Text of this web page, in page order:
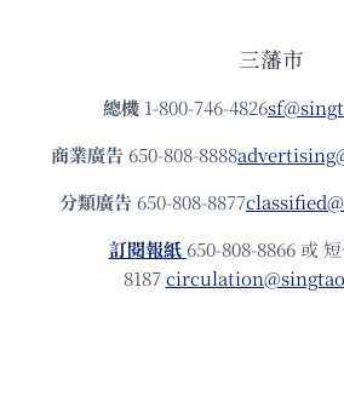
三藩市
總機 1-800-746-4826
商業廣告 650-808-8888
分類廣告 650-808-8877
訂閱報紙 650-808-8866 或
8187